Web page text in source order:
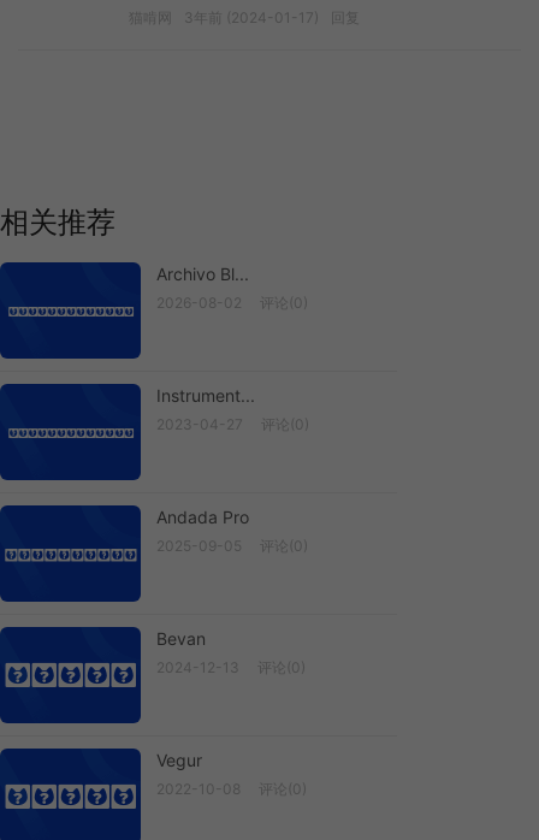
猫啃网 3年前 (2024-01-17) 回复
相关推荐
Archivo Bl...
Archivo Bl...
2026-08-02 评论(0)
Instrument...
Instrument...
2023-04-27 评论(0)
Andada Pro
Andada Pro
2025-09-05 评论(0)
Bevan
Bevan
2024-12-13 评论(0)
Vegur
Vegur
2022-10-08 评论(0)